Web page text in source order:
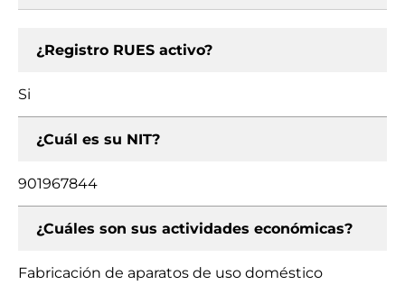
¿Registro RUES activo?
Si
¿Cuál es su NIT?
901967844
¿Cuáles son sus actividades económicas?
Fabricación de aparatos de uso doméstico